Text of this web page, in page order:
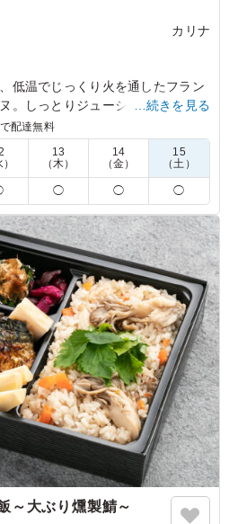
カリナ
低温でじっくり火を通したフラン
。しっとりジューシーな仕上がり
スが爽やかな酸味とコクを添える
るコロおにぎりと、すべて手作り
お弁当です。
合わせからお選びいただけま
ぎり・梅おかかのおにぎり・コー
れんこんのおにぎり、青のりのお
り・オリーブ味噌のおにぎり・サ
のおにぎり・オリーブ味噌のおに
」です。
っかりしていておいしく食べら
ぎない適度なボリューム感
れており彩もよく、女性にも好
…続きを見る
配達無料
13
（木）
14
（金）
15
（土）
◯ ◯ ◯
～大ぶり燻製鯖～